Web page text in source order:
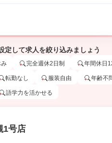
定して求人を絞り込みましょう
完全週休2日制 年間休日
転勤なし 服装自由 年齢不
語学力を活かせる
1号店